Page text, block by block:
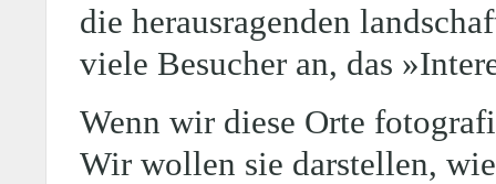
die herausragenden
viele Besucher an, das
Wenn wir diese Orte
Wir wollen sie darstellen,